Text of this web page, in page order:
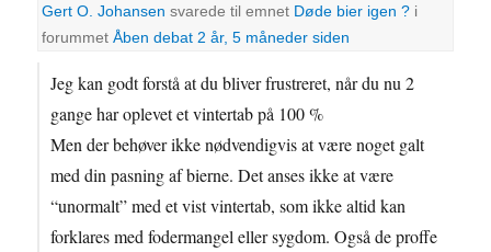
Gert O. Johansen svarede til emnet Døde bier igen ? i
forummetÅben debat 2 år, 5 måneder siden
Jeg kan godt forstå at du bliver frustreret, når du nu 2
gange har oplevet et vintertab på 100 %
Men der behøver ikke nødvendigvis at være noget galt
med din pasning af bierne. Det anses ikke at være
“unormalt” med et vist vintertab, som ikke altid kan
forklares med fodermangel eller sygdom. Også de proffe